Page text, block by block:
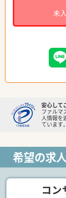
未
安心して
ファルマ
人情報を
ています。
希望の求
コ